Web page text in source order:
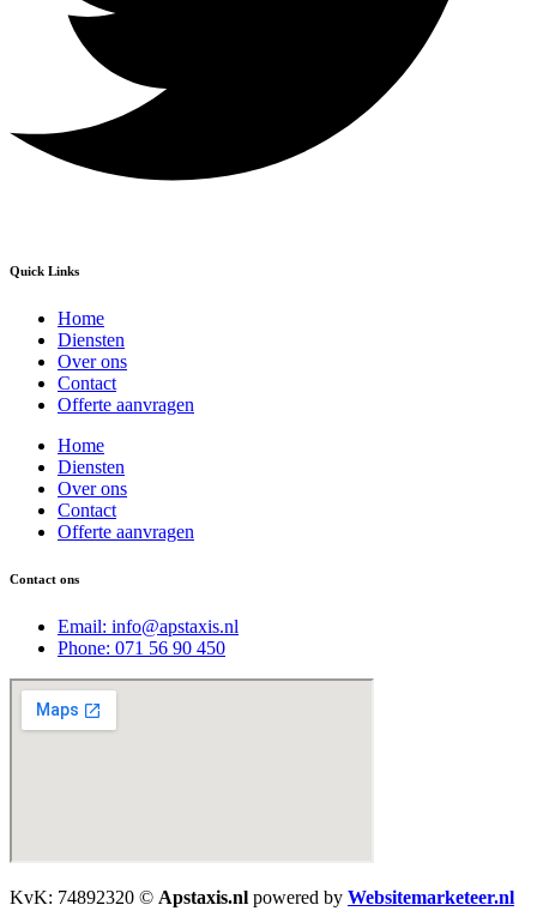
Quick Links
Home
Diensten
Over ons
Contact
Offerte aanvragen
Home
Diensten
Over ons
Contact
Offerte aanvragen
Contact ons
Email: info@apstaxis.nl
Phone: 071 56 90 450
KvK: 74892320 © Apstaxis.nl powered by Websitemarketeer.nl